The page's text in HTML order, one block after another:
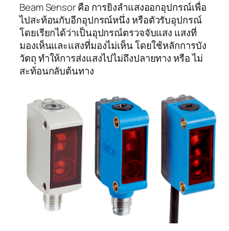
Beam Sensor คือ การยิงลำแสงออกอุปกรณ์เพื่อ
ไปสะท้อนกับอีกอุปกรณ์หนึ่ง หรือตัวรับอุปกรณ์
โดยเรียกได้ว่าเป็นอุปกรณ์ตรวจจับแสง แสงที่
มองเห็นและแสงที่มองไม่เห็น โดยใช้หลักการบัง
วัตถุ ทำให้การส่งแสงไปไม่ถึงปลายทาง หรือ ไม่
สะท้อนกลับต้นทาง